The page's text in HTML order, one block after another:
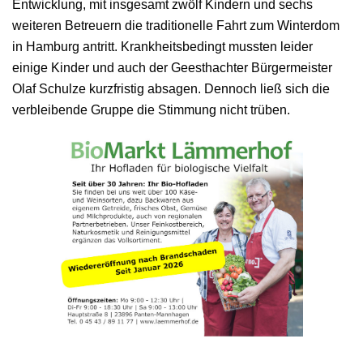
Entwicklung, mit insgesamt zwölf Kindern und sechs
weiteren Betreuern die traditionelle Fahrt zum Winterdom
in Hamburg antritt. Krankheitsbedingt mussten leider
einige Kinder und auch der Geesthachter Bürgermeister
Olaf Schulze kurzfristig absagen. Dennoch ließ sich die
verbleibende Gruppe die Stimmung nicht trüben.